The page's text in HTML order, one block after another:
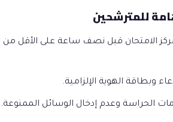
للمترشحين
الامتحان قبل نصف ساعة على الأقل من
وبطاقة الهوية الإلزامية.
الحراسة وعدم إدخال الوسائل الممنوعة.